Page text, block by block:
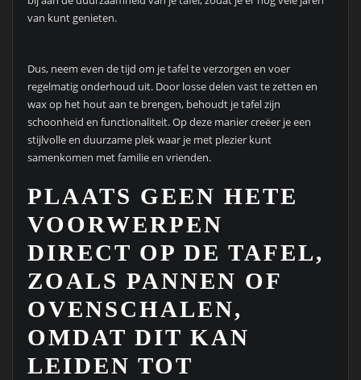
van kunt genieten.
Dus, neem even de tijd om je tafel te verzorgen en voer
regelmatig onderhoud uit. Door losse delen vast te zetten en
wax op het hout aan te brengen, behoudt je tafel zijn
schoonheid en functionaliteit. Op deze manier creëer je een
stijlvolle en duurzame plek waar je met plezier kunt
samenkomen met familie en vrienden.
PLAATS GEEN HETE
VOORWERPEN
DIRECT OP DE TAFEL,
ZOALS PANNEN OF
OVENSCHALEN,
OMDAT DIT KAN
LEIDEN TOT